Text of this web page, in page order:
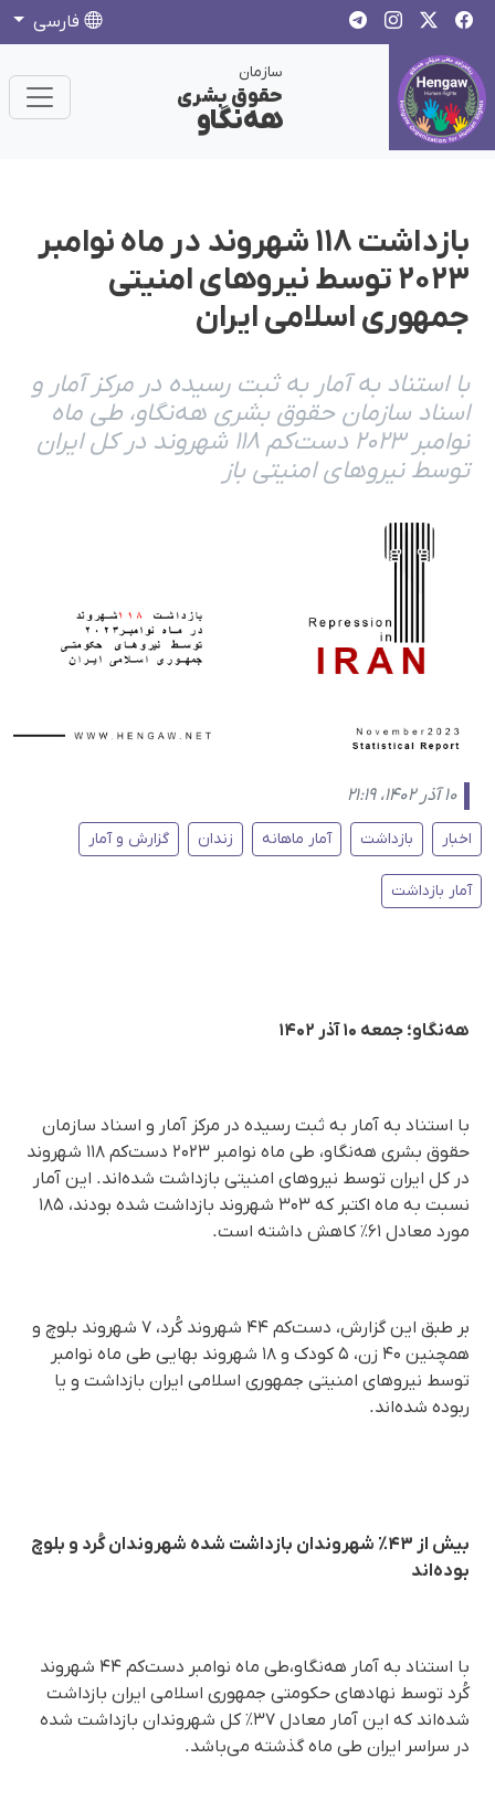
فارسی
سازمان
حقوق بشری
هەنگاو
بازداشت ۱۱۸ شهروند در ماه نوامبر
۲۰۲۳ توسط نیروهای امنیتی
جمهوری اسلامی ایران
با استناد به آمار به ثبت رسیده در مرکز آمار و
اسناد سازمان حقوق بشری هه‌نگاو، طی ماه
نوامبر ۲۰۲۳ دست‌کم ۱۱۸ شهروند در کل ایران
توسط نیروهای امنیتی باز
۱۰ آذر ۱۴۰۲، ۲۱:۱۹
اخبار بازداشت آمار ماهانه زندان گزارش و آمار
آمار بازداشت
هه‌نگاو؛ جمعه ۱۰ آذر ۱۴۰۲
با استناد به آمار به ثبت رسیده در مرکز آمار و اسناد سازمان
حقوق بشری هه‌نگاو، طی ماه نوامبر ۲۰۲۳ دست‌کم ۱۱۸ شهروند
در کل ایران توسط نیروهای امنیتی بازداشت شده‌اند. این آمار
نسبت به ماه اکتبر که ۳۰۳ شهروند بازداشت شده ‌بودند، ۱۸۵
مورد معادل ۶۱٪ کاهش داشته است.
بر طبق این گزارش، دست‌کم ۴۴ شهروند کُرد، ۷ شهروند بلوچ و
همچنین ۴۰ زن، ۵ کودک و ۱۸ شهروند بهایی طی ماه نوامبر
توسط نیروهای امنیتی جمهوری اسلامی ایران بازداشت و یا
ربوده شده‌اند.
بیش از ۴۳٪ شهروندان بازداشت شده شهروندان کُرد و بلوچ
بوده‌اند
با استناد به آمار هه‌نگاو،طی ماه نوامبر دست‌کم ۴۴ شهروند
کُرد توسط نهادهای حکومتی جمهوری اسلامی ایران بازداشت
شده‌اند که این آمار معادل ۳۷٪ کل شهروندان بازداشت شده
در سراسر ایران طی ماه گذشته می‌باشد.